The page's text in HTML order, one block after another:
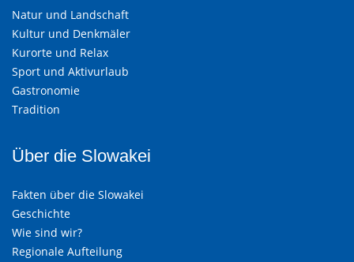
Natur und Landschaft
Kultur und Denkmäler
Kurorte und Relax
Sport und Aktivurlaub
Gastronomie
Tradition
Über die Slowakei
Fakten über die Slowakei
Geschichte
Wie sind wir?
Regionale Aufteilung